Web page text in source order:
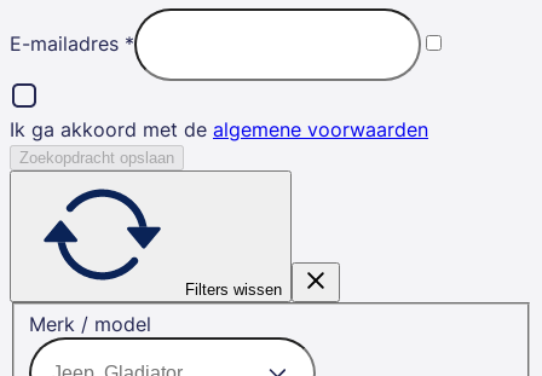
E-mailadres *
Ik ga akkoord met de algemene voorwaarden
Zoekopdracht opslaan
Filters wissen
Merk / model